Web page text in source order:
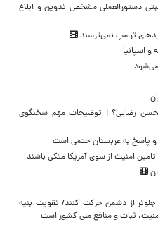
دستورالعملی مشخص تدوین و ابلاغ
ترامپ نمی‌ترسند
اسپانیا
می‌شود
رضایی؟ | توضیحات مهم سخنگوی
و پاسخ به عربستان حتمی است
امنیت از سوی آمریکا متکی باشند
از دشمن حرکت کنند/ تقویت بنیه
ثبات و منافع ملی کشور است